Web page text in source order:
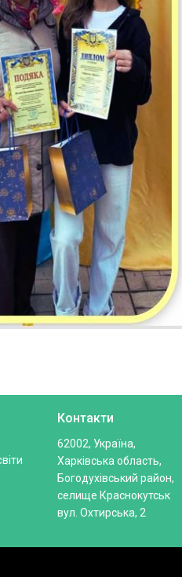
Контакти
62002, Україна,
Харківська область,
Богодухівський район,
селище Краснокутськ
вул. Охтирська, 2